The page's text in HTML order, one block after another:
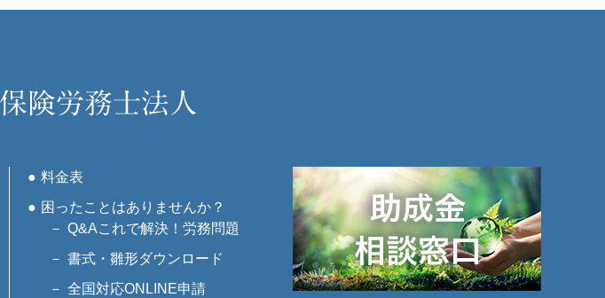
料金表
困ったことはありませんか？
Q&Aこれで解決！労務問題
書式・雛形ダウンロード
全国対応ONLINE申請